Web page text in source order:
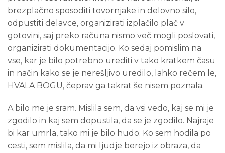
brezplačno sposoditi tovornjake in delovno silo,
odpustiti delavce, organizirati izplačilo plač v
gotovini, saj preko računa nismo več mogli poslovati,
organizirati dokumentacijo. Ko sedaj pomislim na
vse, kar je bilo potrebno urediti v tako kratkem času
in način kako se je nerešljivo uredilo, lahko rečem le,
HVALA BOGU, čeprav ga takrat še nisem poznala.
A bilo me je sram. Mislila sem, da vsi vedo, kaj se mi je
zgodilo in kaj sem dopustila, da se je zgodilo. Najraje
bi kar umrla, tako mi je bilo hudo. Ko sem hodila po
cesti, sem mislila, da mi ljudje berejo iz obraza, da